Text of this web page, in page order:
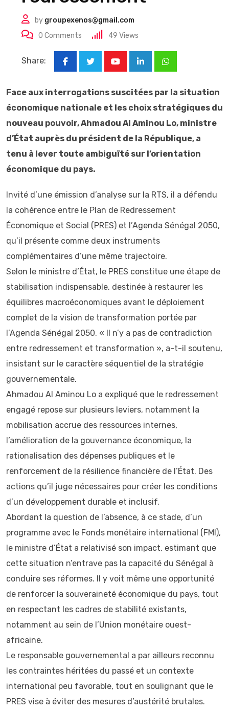
by groupexenos@gmail.com
0 Comments 49 Views
Share:
LinkedInWhatsapp
Face aux interrogations suscitées par la situation
économique nationale et les choix stratégiques du
nouveau pouvoir, Ahmadou Al Aminou Lo, ministre
d’État auprès du président de la République, a
tenu à lever toute ambiguïté sur l’orientation
économique du pays.
Invité d’une émission d’analyse sur la RTS, il a défendu
la cohérence entre le Plan de Redressement
Économique et Social (PRES) et l’Agenda Sénégal 2050,
qu’il présente comme deux instruments
complémentaires d’une même trajectoire.
Selon le ministre d’État, le PRES constitue une étape de
stabilisation indispensable, destinée à restaurer les
équilibres macroéconomiques avant le déploiement
complet de la vision de transformation portée par
l’Agenda Sénégal 2050. « Il n’y a pas de contradiction
entre redressement et transformation », a-t-il soutenu,
insistant sur le caractère séquentiel de la stratégie
gouvernementale.
Ahmadou Al Aminou Lo a expliqué que le redressement
engagé repose sur plusieurs leviers, notamment la
mobilisation accrue des ressources internes,
l’amélioration de la gouvernance économique, la
rationalisation des dépenses publiques et le
renforcement de la résilience financière de l’État. Des
actions qu’il juge nécessaires pour créer les conditions
d’un développement durable et inclusif.
Abordant la question de l’absence, à ce stade, d’un
programme avec le Fonds monétaire international (FMI),
le ministre d’État a relativisé son impact, estimant que
cette situation n’entrave pas la capacité du Sénégal à
conduire ses réformes. Il y voit même une opportunité
de renforcer la souveraineté économique du pays, tout
en respectant les cadres de stabilité existants,
notamment au sein de l’Union monétaire ouest-
africaine.
Le responsable gouvernemental a par ailleurs reconnu
les contraintes héritées du passé et un contexte
international peu favorable, tout en soulignant que le
PRES vise à éviter des mesures d’austérité brutales.